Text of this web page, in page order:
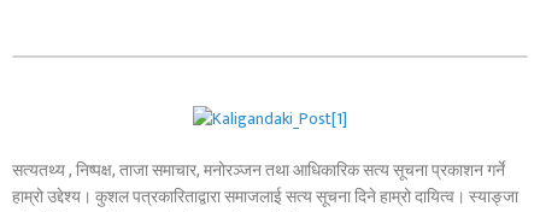
सत्यतथ्य , निष्पक्ष, ताजा समाचार, मनोरञ्जन तथा आधिकारिक सत्य सूचना प्रकाशन गर्ने
हाम्रो उद्देश्य। कुशल पत्रकारिताद्वारा समाजलाई सत्य सूचना दिने हाम्रो दायित्व। स्याङ्जा